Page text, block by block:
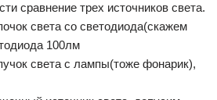
сравнение трех источников света.
света со светодиода(скажем
100лм
света с лампы(тоже фонарик),